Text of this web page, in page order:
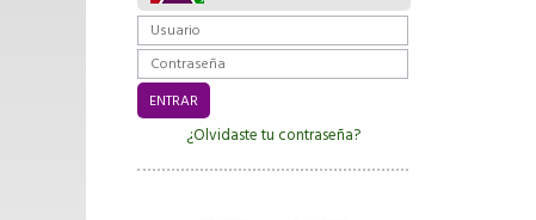
¿Olvidaste tu contraseña?